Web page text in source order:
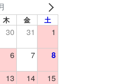
木 金 土
30 31 1
6 7 8
13 14 15